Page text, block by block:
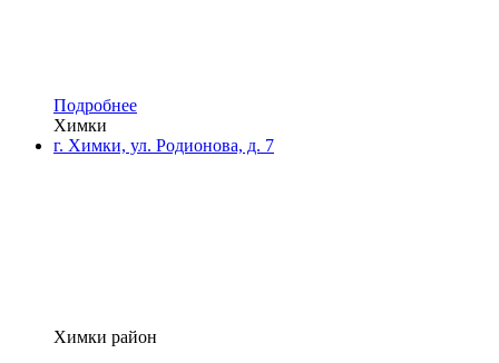
Подробнее
Химки
г. Химки, ул. Родионова, д. 7
Химки район